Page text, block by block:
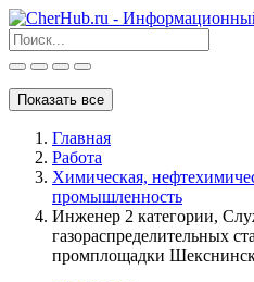
Показать все
Главная
Работа
Химическая,
промышленность
Инженер 2 категории,
газораспределительных
промплощадки